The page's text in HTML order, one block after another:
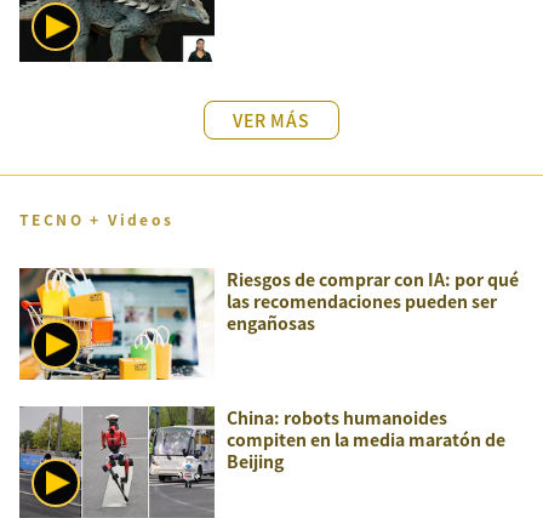
VER MÁS
TECNO + Videos
Riesgos de comprar con IA: por qué
las recomendaciones pueden ser
engañosas
China: robots humanoides
compiten en la media maratón de
Beijing